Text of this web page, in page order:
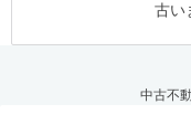
古い
中古不